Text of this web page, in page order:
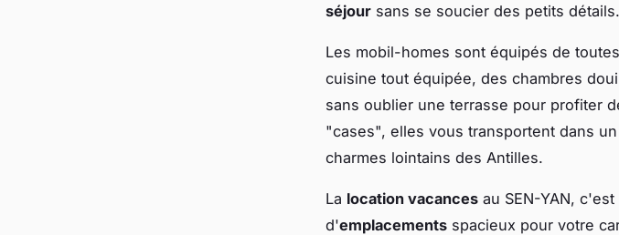
séjour sans se soucier des petits détails.
Les mobil-homes sont équipés de
cuisine tout équipée, des chambres
sans oublier une terrasse pour profiter
"cases", elles vous transportent dans
charmes lointains des Antilles.
La location vacances au SEN-YAN,
d'emplacements spacieux pour votre